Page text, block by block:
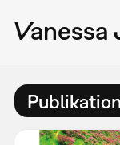
Vanessa